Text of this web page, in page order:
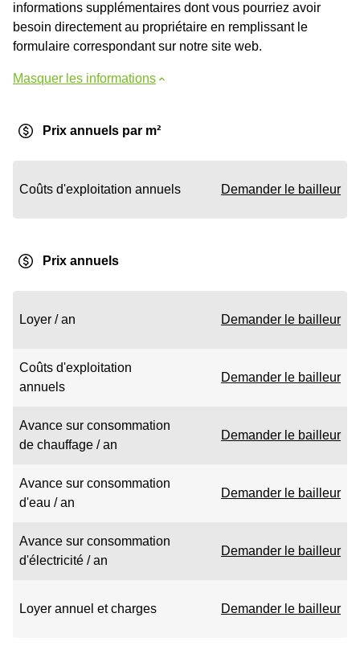
informations supplémentaires dont vous pourriez avoir
besoin directement au propriétaire en remplissant le
formulaire correspondant sur notre site web.
Masquer les informations
Prix annuels par m²
Coûts d'exploitation annuels Demander le bailleur
Prix annuels
Loyer / an Demander le bailleur
Coûts d'exploitation
annuels
Demander le bailleur
Avance sur consommation
de chauffage / an
Demander le bailleur
Avance sur consommation
d'eau / an
Demander le bailleur
Avance sur consommation
d'électricité / an
Demander le bailleur
Loyer annuel et charges Demander le bailleur